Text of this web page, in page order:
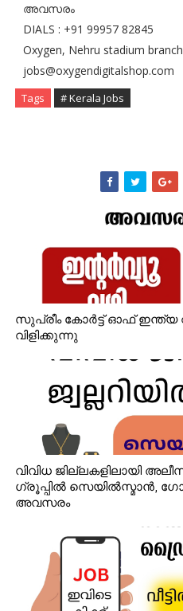
അവസരം
DIALS : +91 99957 82845
Oxygen, Nehru stadium
jobs@oxygendigitalshop.com
Tags # Kerala Jobs
സുപ്രീം കോർട്ട് ഓഫ് ഇന്ത്യ
വിളിക്കുന്നു
വിവിധ ജില്ലകളിലായി
ഗ്രൂപ്പിൽ സെയിൽസ്മാൻ,
അവസരം